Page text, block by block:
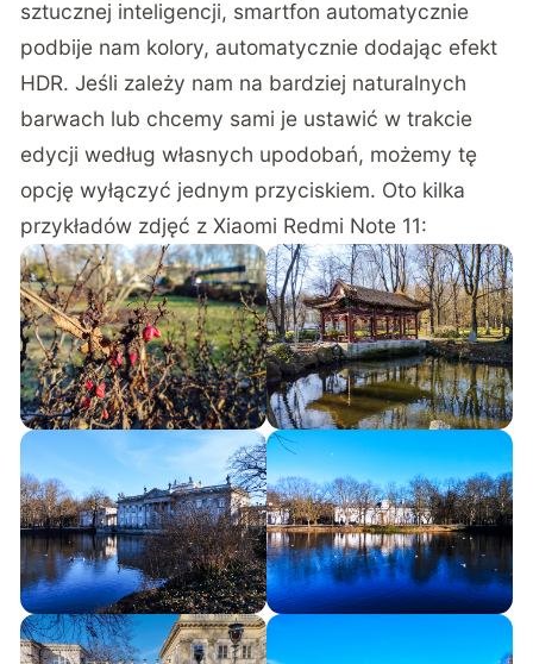
sztucznej inteligencji, smartfon automatycznie
podbije nam kolory, automatycznie dodając efekt
HDR. Jeśli zależy nam na bardziej naturalnych
barwach lub chcemy sami je ustawić w trakcie
edycji według własnych upodobań, możemy tę
opcję wyłączyć jednym przyciskiem. Oto kilka
przykładów zdjęć z Xiaomi Redmi Note 11: